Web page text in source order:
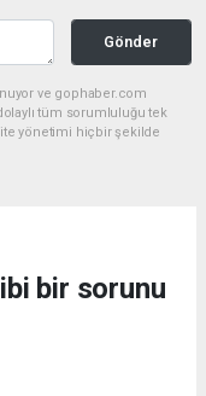
Gönder
ve gophaber.com
tüm sorumluluğu tek
yönetimi hiçbir şekilde
bir sorunu